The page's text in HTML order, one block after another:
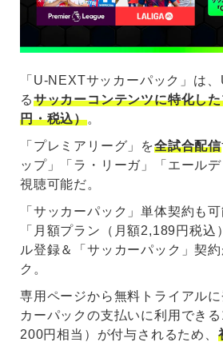
「U-NEXTサッカーパック」は
るサッカーコンテンツに特化し
円・税込）。
「プレミアリーグ」を全試合配信
ップ」「ラ・リーガ」「エール
視聴可能だ。
「サッカーパック」単体契約も
「月額プラン（月額2,189円税込
ル登録＆「サッカーパック」契
ク。
専用ページから無料トライアル
カーパックの支払いに利用でき
200円相当）が付与されるため、